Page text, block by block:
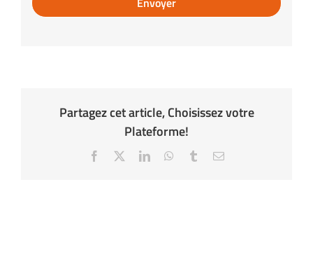
Partagez cet article, Choisissez votre
Plateforme!
Facebook LinkedInWhatsApp
TumblrEmail